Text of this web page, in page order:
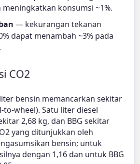
konsumsi ~1%.
— kekurangan tekanan
dapat menambah ~3% pada
CO2
bensin memancarkan sekitar
to-wheel). Satu liter diesel
2,68 kg, dan BBG sekitar
yang ditunjukkan oleh
bensin; untuk
dengan 1,16 dan untuk BBG